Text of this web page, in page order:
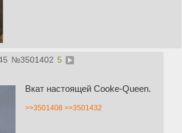
№3501402 5
Вкат настоящей Cooke-Queen.
>>3501408 >>3501432